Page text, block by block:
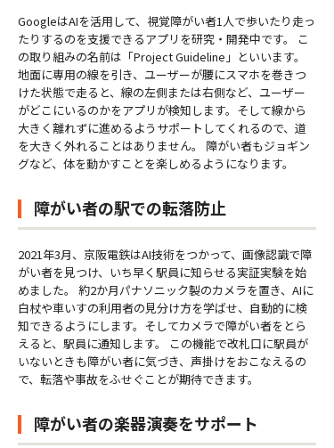
GoogleはAIを活用して、視覚障がい者1人で歩いたり走っ
たりするのを支援できるアプリを研究・開発中です。 こ
の取り組みの名前は「Project Guideline」といいます。
地面に専用の線を引き、ユーザーが腰にスマホを巻きつ
けた状態で走ると、線の左側または右側など、ユーザー
がどこにいるのかをアプリが検知します。そして線から
大きく離れずに進めるようサポートしてくれるので、道
を大きく外れることはありません。 障がい者もジョギン
グなど、体を動かすことを楽しめるようになります。
障がい者の駅での転落防止
2021年3月、京阪電鉄はAI技術をつかって、画像認識で障
がい者を見つけ、いち早く駅員に知らせる実証実験を始
めました。 約2か月パナソニック製のカメラを置き、AIに
白杖や車いすの利用者の見分け方を学ばせ、自動的に検
知できるようにします。そしてカメラで障がい者をとら
えると、駅員に通知します。 この機能で改札口に駅員が
いないときも障がい者に気づき、声掛けをおこなえるの
で、転落や事故をふせぐことが期待できます。
障がい者の楽器演奏をサポート